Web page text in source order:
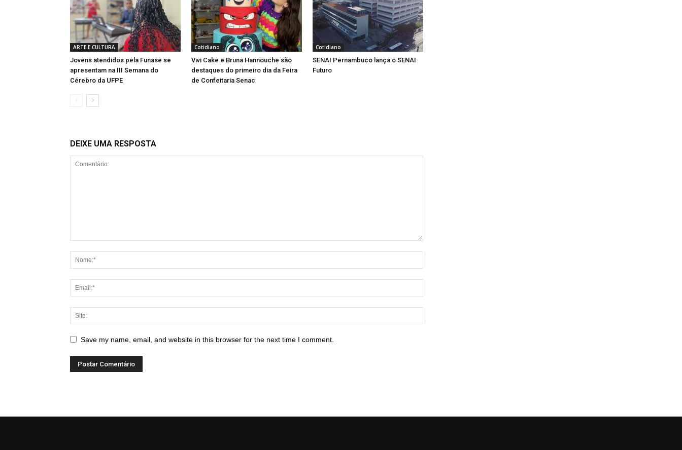
ARTE E CULTURA
Jovens atendidos pela Funase se
apresentam na III Semana do
Cérebro da UFPE
Cotidiano
Vivi Cake e Bruna Hannouche são
destaques do primeiro dia da Feira
de Confeitaria Senac
Cotidiano
SENAI Pernambuco lança o SENAI
Futuro
DEIXE UMA RESPOSTA
Save my name, email, and website in this browser for the next time I comment.